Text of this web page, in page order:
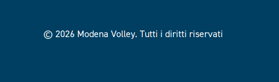
© 2026 Modena Volley. Tutti i diritti riservati